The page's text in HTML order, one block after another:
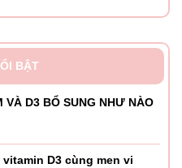
BẬT
VÀ D3 BỔ SUNG NHƯ NÀO
D3 cùng men vi